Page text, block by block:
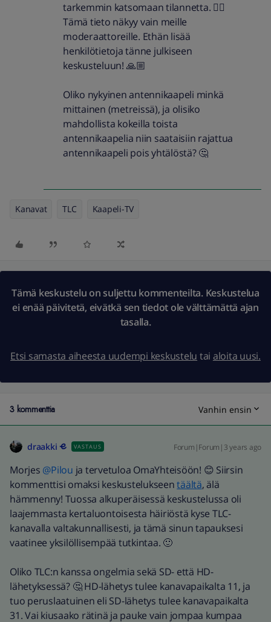
tarkemmin katsomaan tilannetta. 👍🏼
Tämä tieto näkyy vain meille
moderaattoreille. Ethän lisää
henkilötietoja tänne julkiseen
keskusteluun! 🙏🏼
Oliko nykyinen antennikaapeli minkä
mittainen (metreissä), ja olisiko
mahdollista kokeilla toista
antennikaapelia niin saataisiin rajattua
antennikaapeli pois yhtälöstä? 🤔
Kanavat TLC Kaapeli-TV
Tämä keskustelu on suljettu kommenteilta. Keskustelua
ei enää päivitetä, eivätkä sen tiedot ole välttämättä ajan
tasalla.
Etsi samasta aiheesta uudempi keskustelu tai aloita uusi.
3 kommenttia Vanhin ensin
draakki VASTAUS Forum|Forum|3 years ago
Morjes @Pilou ja tervetuloa OmaYhteisöön! 😊 Siirsin
kommenttisi omaksi keskustelukseentäältä, älä
hämmenny! Tuossa alkuperäisessä keskustelussa oli
laajemmasta kertaluontoisesta häiriöstä kyse TLC-
kanavalla valtakunnallisesti, ja tämä sinun tapauksesi
vaatinee yksilöllisempää tutkintaa. 🙂
Oliko TLC:n kanssa ongelmia sekä SD- että HD-
lähetyksessä? 🤔 HD-lähetys tulee kanavapaikalta 11, ja
tuo peruslaatuinen eli SD-lähetys tulee kanavapaikalta
31. Vai kiusaako rätinä ja pauke vain jompaa kumpaa